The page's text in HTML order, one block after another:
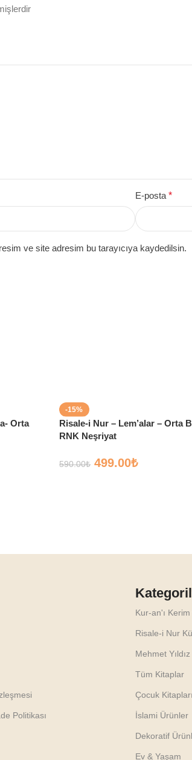
E-posta *
ve site adresim bu tarayıcıya kaydedilsin.
Orta
-15%
Risale-i Nur – Lem’alar – Orta
RNK Neşriyat
590.00₺ 499.00₺
Politikası
Kur-an'ı
Risale-i Nur
Mehmet
Tüm Kitaplar
Çocuk Kitapları
İslami Ürünler
Dekoratif
Ev & Yaşam